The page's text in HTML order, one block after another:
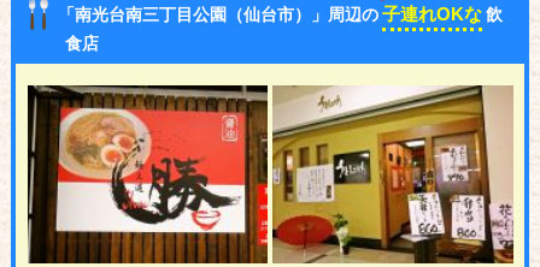
「南光台南三丁目公園（仙台市）」周辺の子連れOKな 飲
食店